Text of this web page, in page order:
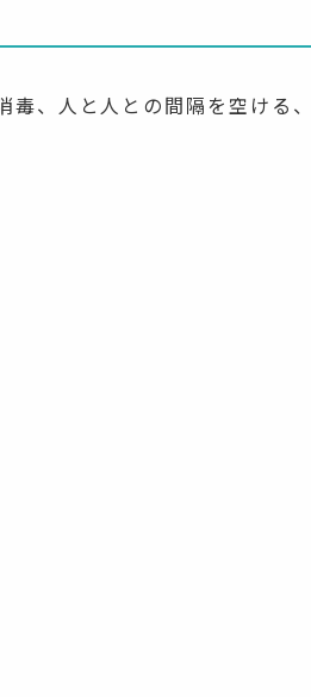
、人と人との間隔を空ける